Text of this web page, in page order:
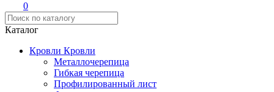
0
Каталог
Кровли Кровли
Металлочерепица
Гибкая черепица
Профилированный лист